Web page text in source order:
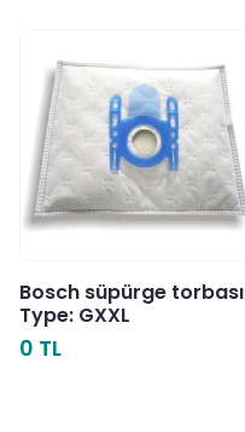
Bosch süpürge torbası
Type: GXXL
0 TL